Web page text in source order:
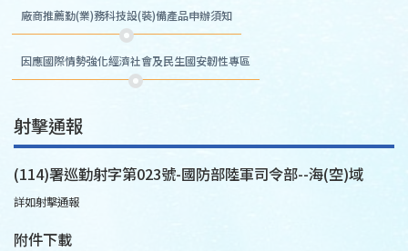
廠商推薦勤(業)務科技設(裝)備產品申辦須知
因應國際情勢強化經濟社會及民生國安韌性專區
射擊通報
(114)署巡勤射字第023號-國防部陸軍司令部--海(空)域
詳如射擊通報
附件下載